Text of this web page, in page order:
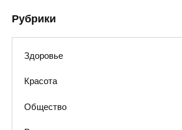
Рубрики
Здоровье
Красота
Общество